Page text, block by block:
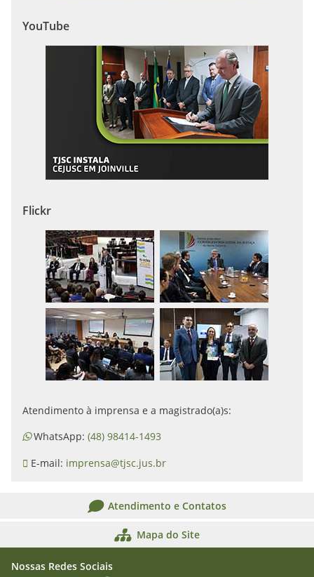
YouTube
Flickr
Atendimento à imprensa e a magistrado(a)s:
WhatsApp: (48) 98414-1493
E-mail: imprensa@tjsc.jus.br
Atendimento e Contatos
Mapa do Site
Nossas Redes Sociais